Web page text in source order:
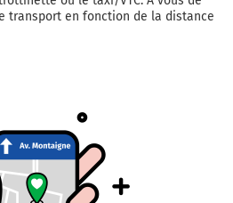
transport en fonction de la distance